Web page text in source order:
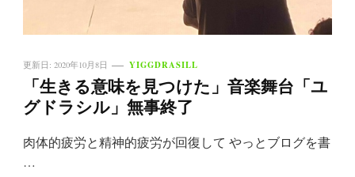
更新日: 2020年10月8日 YIGGDRASILL
「生きる意味を見つけた」音楽舞台「ユ
グドラシル」無事終了
肉体的疲労と精神的疲労が回復して やっとブログを書
…